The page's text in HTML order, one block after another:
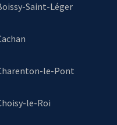
Saint-Léger
le-Pont
le-Roi